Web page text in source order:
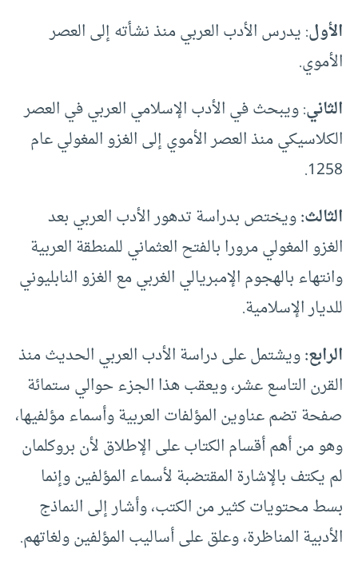
الأول: يدرس الأدب العربي منذ نشأته إلى العصر
الأموي.
الثاني: ويبحث في الأدب الإسلامي العربي في العصر
الكلاسيكي منذ العصر الأموي إلى الغزو المغولي عام
1258.
الثالث:ويختص بدراسة تدهور الأدب العربي بعد
الغزو المغولي مرورا بالفتح العثماني للمنطقة العربية
وانتهاء بالهجوم الإمبريالي الغربي مع الغزو النابليوني
للديار الإسلامية.
الرابع:ويشتمل على دراسة الأدب العربي الحديث منذ
القرن التاسع عشر، ويعقب هذا الجزء حوالي ستمائة
صفحة تضم عناوين المؤلفات العربية وأسماء مؤلفيها،
وهو من أهم أقسام الكتاب على الإطلاق لأن بروكلمان
لم يكتف بالإشارة المقتضبة لأسماء المؤلفين وإنما
بسط محتويات كثير من الكتب، وأشار إلى النماذج
الأدبية المناظرة، وعلق على أساليب المؤلفين ولغاتهم.